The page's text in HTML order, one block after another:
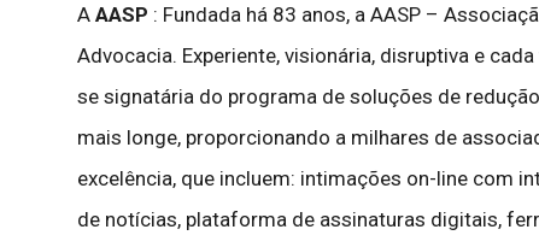
A AASP : Fundada há 83 anos, a AASP –
Advocacia. Experiente, visionária, disruptiva e
se signatária do programa de soluções de
mais longe, proporcionando a milhares de
excelência, que incluem: intimações on-line com
de notícias, plataforma de assinaturas digitais,